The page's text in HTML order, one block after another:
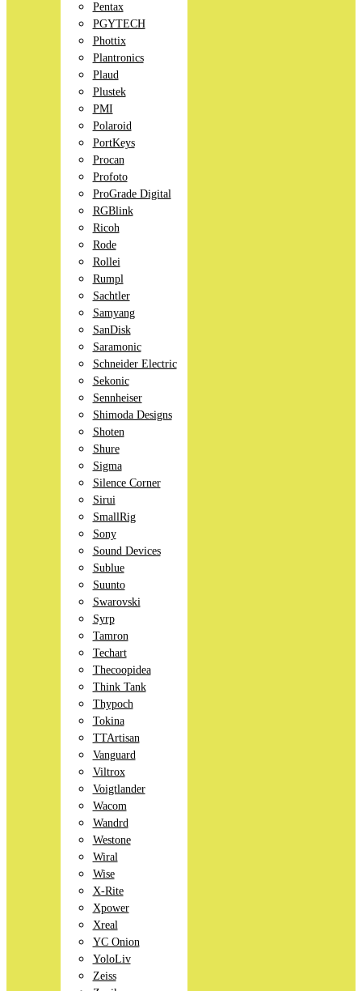
Pentax
PGYTECH
Phottix
Plantronics
Plaud
Plustek
PMI
Polaroid
PortKeys
Procan
Profoto
ProGrade Digital
RGBlink
Ricoh
Rode
Rollei
Rumpl
Sachtler
Samyang
SanDisk
Saramonic
Schneider Electric
Sekonic
Sennheiser
Shimoda Designs
Shoten
Shure
Sigma
Silence Corner
Sirui
SmallRig
Sony
Sound Devices
Sublue
Suunto
Swarovski
Syrp
Tamron
Techart
Thecoopidea
Think Tank
Thypoch
Tokina
TTArtisan
Vanguard
Viltrox
Voigtlander
Wacom
Wandrd
Westone
Wiral
Wise
X-Rite
Xpower
Xreal
YC Onion
YoloLiv
Zeiss